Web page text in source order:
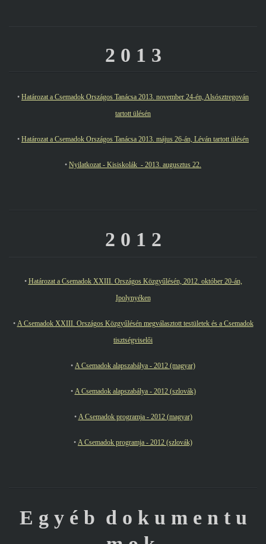
2 0 1 3
• Határozat a Csemadok Országos Tanácsa 2013. november 24-én, Alsósztregován
tartott ülésén
• Határozat a Csemadok Országos Tanácsa 2013. május 26-án, Léván tartott ülésén
• Nyilatkozat - Kisiskolák - 2013. augusztus 22.
2 0 1 2
• Határozat a Csemadok XXIII. Országos Közgyűlésén, 2012. október 20-án,
Ipolynyéken
• A Csemadok XXIII. Országos Közgyűlésén megválasztott testületek és a Csemadok
tisztségviselői
• A Csemadok alapszabálya - 2012 (magyar)
• A Csemadok alapszabálya - 2012 (szlovák)
• A Csemadok programja - 2012 (magyar)
• A Csemadok programja - 2012 (szlovák)
E g y é b d o k u m e n t u